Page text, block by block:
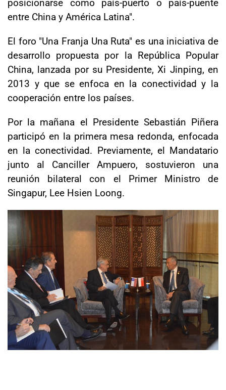
entre China y América Latina".
El foro "Una Franja Una Ruta" es una iniciativa de
desarrollo propuesta por la República Popular
China, lanzada por su Presidente, Xi Jinping, en
2013 y que se enfoca en la conectividad y la
cooperación entre los países.
Por la mañana el Presidente Sebastián Piñera
participó en la primera mesa redonda, enfocada
en la conectividad. Previamente, el Mandatario
junto al Canciller Ampuero, sostuvieron una
reunión bilateral con el Primer Ministro de
Singapur, Lee Hsien Loong.